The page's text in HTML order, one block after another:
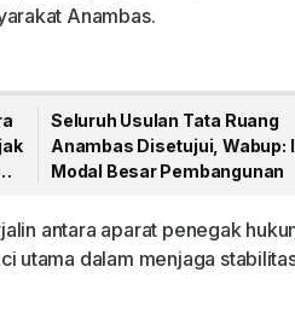
Anambas.
Seluruh Usulan Tata Ruang
Anambas Disetujui, Wabup:
Modal Besar Pembangunan
antara aparat penegak
utama dalam menjaga